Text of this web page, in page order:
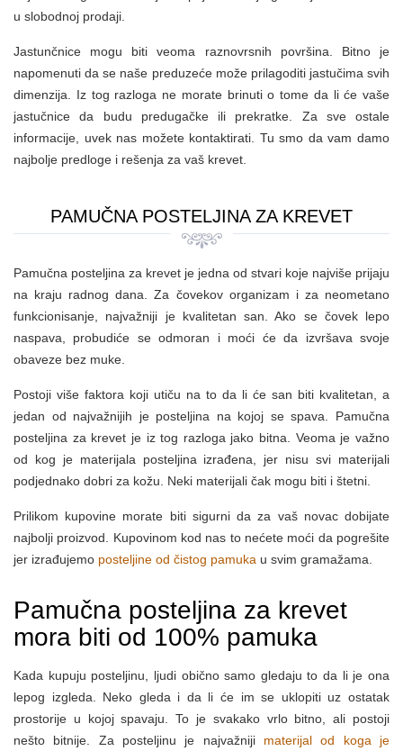
u slobodnoj prodaji.
Jastunčnice mogu biti veoma raznovrsnih površina. Bitno je
napomenuti da se naše preduzeće može prilagoditi jastučima svih
dimenzija. Iz tog razloga ne morate brinuti o tome da li će vaše
jastučnice da budu predugačke ili prekratke. Za sve ostale
informacije, uvek nas možete kontaktirati. Tu smo da vam damo
najbolje predloge i rešenja za vaš krevet.
PAMUČNA POSTELJINA ZA KREVET
Pamučna posteljina za krevet je jedna od stvari koje najviše prijaju
na kraju radnog dana. Za čovekov organizam i za neometano
funkcionisanje, najvažniji je kvalitetan san. Ako se čovek lepo
naspava, probudiće se odmoran i moći će da izvršava svoje
obaveze bez muke.
Postoji više faktora koji utiču na to da li će san biti kvalitetan, a
jedan od najvažnijih je posteljina na kojoj se spava. Pamučna
posteljina za krevet je iz tog razloga jako bitna. Veoma je važno
od kog je materijala posteljina izrađena, jer nisu svi materijali
podjednako dobri za kožu. Neki materijali čak mogu biti i štetni.
Prilikom kupovine morate biti sigurni da za vaš novac dobijate
najbolji proizvod. Kupovinom kod nas to nećete moći da pogrešite
jer izrađujemo posteljine od čistog pamuka u svim gramažama.
Pamučna posteljina za krevet
mora biti od 100% pamuka
Kada kupuju posteljinu, ljudi obično samo gledaju to da li je ona
lepog izgleda. Neko gleda i da li će im se uklopiti uz ostatak
prostorije u kojoj spavaju. To je svakako vrlo bitno, ali postoji
nešto bitnije. Za posteljinu je najvažniji materijal od koga je